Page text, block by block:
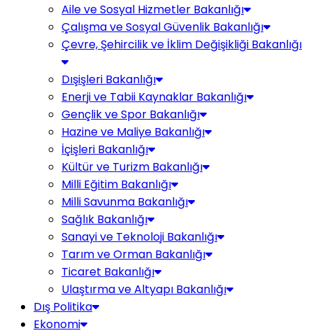
Aile ve Sosyal Hizmetler Bakanlığı
Çalışma ve Sosyal Güvenlik Bakanlığı
Çevre, Şehircilik ve İklim Değişikliği Bakanlığı
Dışişleri Bakanlığı
Enerji ve Tabii Kaynaklar Bakanlığı
Gençlik ve Spor Bakanlığı
Hazine ve Maliye Bakanlığı
İçişleri Bakanlığı
Kültür ve Turizm Bakanlığı
Milli Eğitim Bakanlığı
Milli Savunma Bakanlığı
Sağlık Bakanlığı
Sanayi ve Teknoloji Bakanlığı
Tarım ve Orman Bakanlığı
Ticaret Bakanlığı
Ulaştırma ve Altyapı Bakanlığı
Dış Politika
Ekonomi